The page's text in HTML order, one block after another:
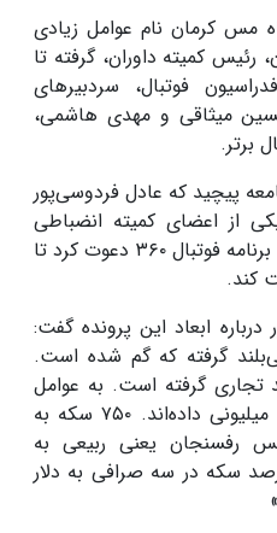
مس کرمان نام عوامل زیادی
رئیس کمیته داوران، گرفته تا
فوتبال، سردبیر‌های
میثاقی و مهدی هاشمی،
برتر.
پیچید که عادل فردوسی‌پور
از اعضای کمیته انضباطی
فدراسیون فوتبال، در پادکست برنامه فوتبال ۳۶۰ دعوت کرد تا
کند.
ابعاد این پرونده گفت:
گرفته که گم شده است.
تجاری گرفته است. به عوامل
آن برنامه ساعت رولکس ۶۰۰ میلیونی داده‌اند. ۷۵۰ سکه به
رفسنجان یعنی ربیعی به
سکه در سه صرافی به دلار